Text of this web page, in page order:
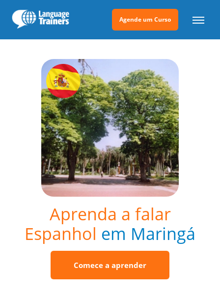
Agende um Curso
Aprenda a falar
Espanhol em Maringá
Comece a aprender